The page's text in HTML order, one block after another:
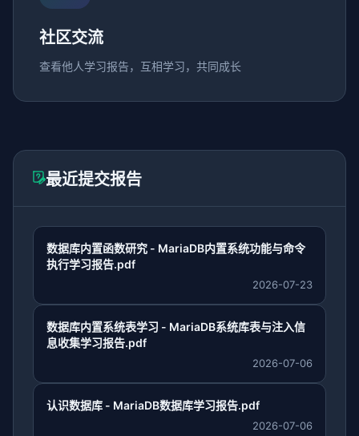
社区交流
查看他人学习报告，互相学习，共同成长
最近提交报告
数据库内置函数研究 - MariaDB内置系统功能与命令
执行学习报告.pdf
2026-07-23
数据库内置系统表学习 - MariaDB系统库表与注入信
息收集学习报告.pdf
2026-07-06
认识数据库 - MariaDB数据库学习报告.pdf
2026-07-06